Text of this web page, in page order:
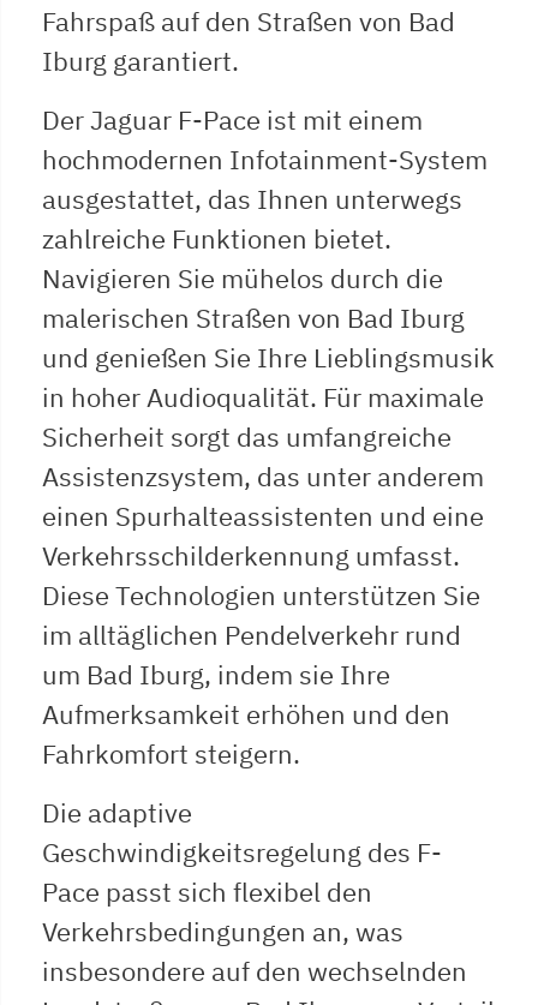
Fahrspaß auf den Straßen von Bad
Iburg garantiert.
Der Jaguar F-Pace ist mit einem
hochmodernen Infotainment-System
ausgestattet, das Ihnen unterwegs
zahlreiche Funktionen bietet.
Navigieren Sie mühelos durch die
malerischen Straßen von Bad Iburg
und genießen Sie Ihre Lieblingsmusik
in hoher Audioqualität. Für maximale
Sicherheit sorgt das umfangreiche
Assistenzsystem, das unter anderem
einen Spurhalteassistenten und eine
Verkehrsschilderkennung umfasst.
Diese Technologien unterstützen Sie
im alltäglichen Pendelverkehr rund
um Bad Iburg, indem sie Ihre
Aufmerksamkeit erhöhen und den
Fahrkomfort steigern.
Die adaptive
Geschwindigkeitsregelung des F-
Pace passt sich flexibel den
Verkehrsbedingungen an, was
insbesondere auf den wechselnden